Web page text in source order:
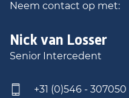
CAO
team om je
het ons weten.
Neem contact op met:
Nickvan Losser
Senior Intercedent
+31 (0)546 - 307050